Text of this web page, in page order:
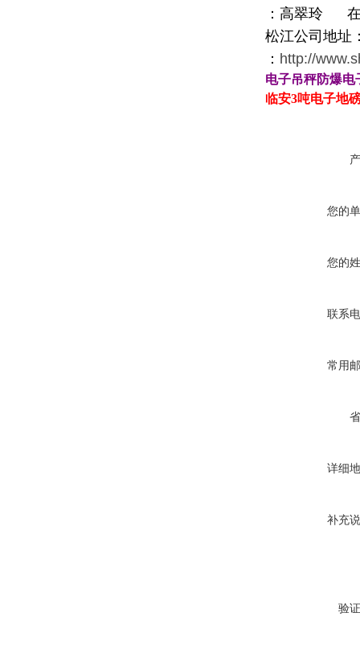
：高翠玲
松江公司地址
： http://
电子吊秤防爆电
临安3吨电子地
您的
您的
联系
常用
详细
补充
验